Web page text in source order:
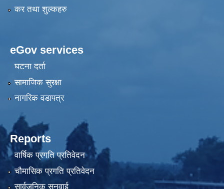
कर तथा शुल्कहरु
eGov services
घटना दर्ता
सामाजिक सुरक्षा
नागरिक वडापत्र
Reports
वार्षिक प्रगति प्रतिवेदन
चौमासिक प्रगति प्रतिवेदन
सार्वजनिक सुनुवाई